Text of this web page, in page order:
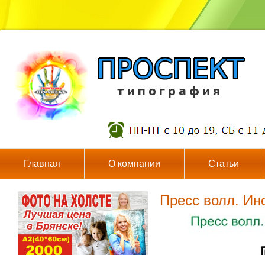
т и п о г р а ф и я
Главная О компании Статьи
Пресс волл.